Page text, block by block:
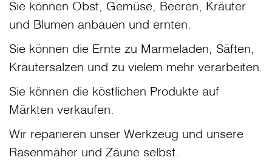
Sie können Obst, Gemüse, Beeren, Kräuter
und Blumen anbauen und ernten.
Sie können die Ernte zu Marmeladen, Säften,
Kräutersalzen und zu vielem mehr verarbeiten.
Sie können die köstlichen Produkte auf
Märkten verkaufen.
Wir reparieren unser Werkzeug und unsere
Rasenmäher und Zäune selbst.